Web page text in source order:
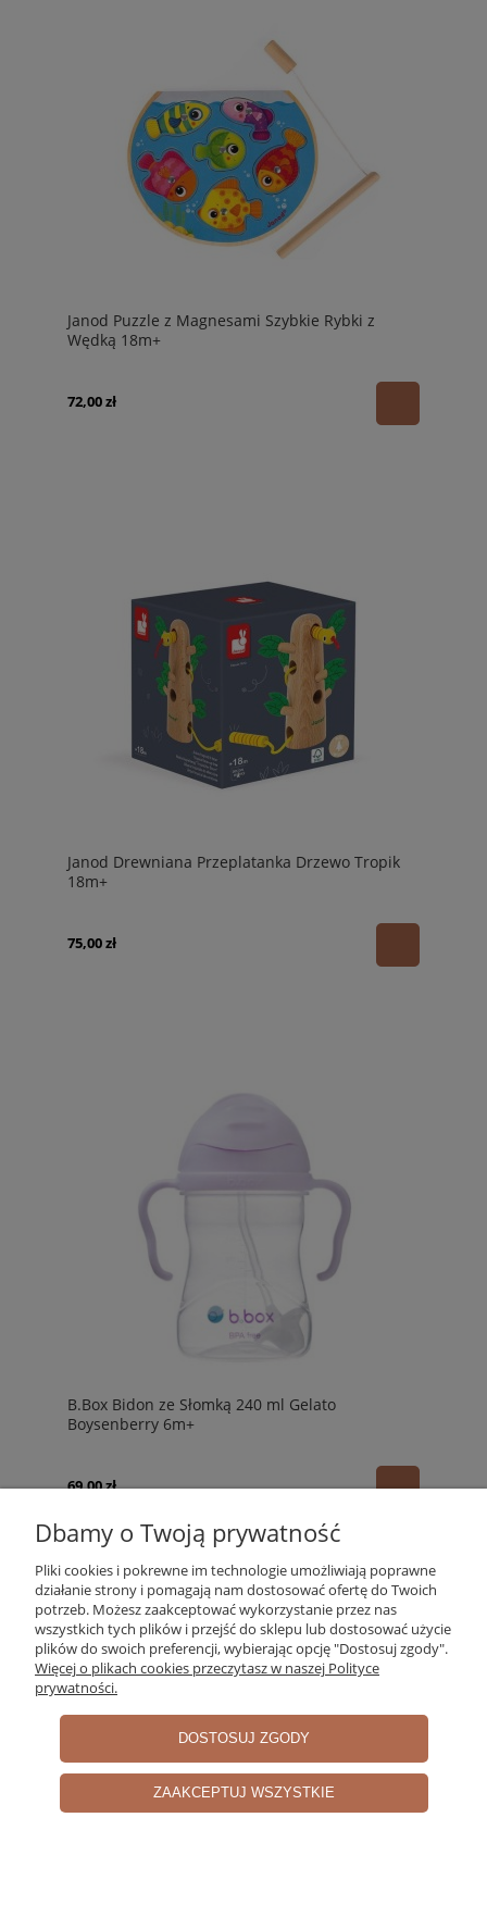
Janod Puzzle z Magnesami Szybkie Rybki z
Wędką 18m+
72,00 zł
Janod Drewniana Przeplatanka Drzewo Tropik
18m+
75,00 zł
B.Box Bidon ze Słomką 240 ml Gelato
Boysenberry 6m+
69,00 zł
Dbamy o Twoją prywatność
Pliki cookies i pokrewne im technologie umożliwiają poprawne
działanie strony i pomagają nam dostosować ofertę do Twoich
potrzeb. Możesz zaakceptować wykorzystanie przez nas
wszystkich tych plików i przejść do sklepu lub dostosować użycie
plików do swoich preferencji, wybierając opcję "Dostosuj zgody".
Więcej o plikach cookies przeczytasz w naszej Polityce
prywatności.
DOSTOSUJ ZGODY
ZAAKCEPTUJ WSZYSTKIE